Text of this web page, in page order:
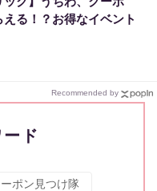
る！？お得なイベント
Recommended by
ド
ポン見つけ隊